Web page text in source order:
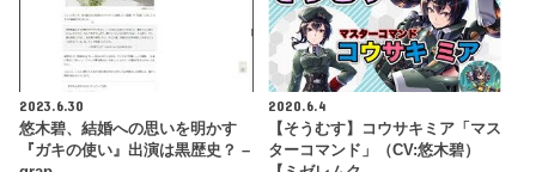
2023.6.30
悠木碧、結婚への思いを明かす
『ガキの使い』出演は黒歴史？ –
2020.6.4
【そうむす】コウサキミア「マス
ターコマンド」（CV:悠木碧）